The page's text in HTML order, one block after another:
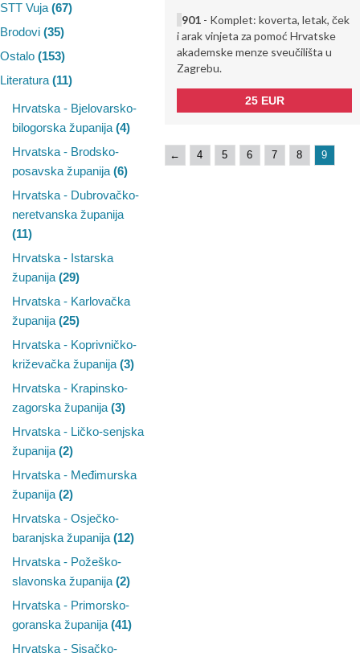
STT Vuja (67)
Brodovi (35)
Ostalo (153)
Literatura (11)
Hrvatska - Bjelovarsko-
bilogorska županija (4)
Hrvatska - Brodsko-
posavska županija (6)
Hrvatska - Dubrovačko-
neretvanska županija
(11)
Hrvatska - Istarska
županija (29)
Hrvatska - Karlovačka
županija (25)
Hrvatska - Koprivničko-
križevačka županija (3)
Hrvatska - Krapinsko-
zagorska županija (3)
Hrvatska - Ličko-senjska
županija (2)
Hrvatska - Međimurska
županija (2)
Hrvatska - Osječko-
baranjska županija (12)
Hrvatska - Požeško-
slavonska županija (2)
Hrvatska - Primorsko-
goranska županija (41)
Hrvatska - Sisačko-
901 - Komplet: koverta, letak, ček
i arak vinjeta za pomoć Hrvatske
akademske menze sveučilišta u
Zagrebu.
25 EUR
← 4 5 6 7 8 9